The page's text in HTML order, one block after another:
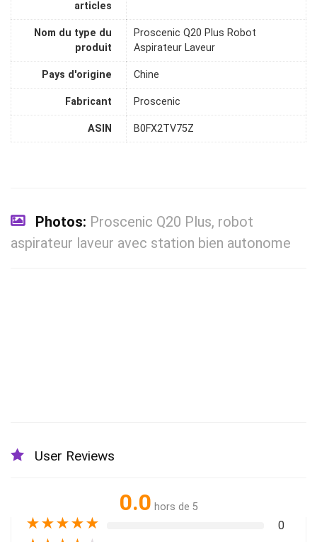
articles
Nom du type du
produit
Proscenic Q20 Plus Robot
Aspirateur Laveur
Pays d'origine Chine
Fabricant Proscenic
ASIN B0FX2TV75Z
Photos: Proscenic Q20 Plus, robot
aspirateur laveur avec station bien autonome
User Reviews
0.0 hors de 5
★★★★★ 0